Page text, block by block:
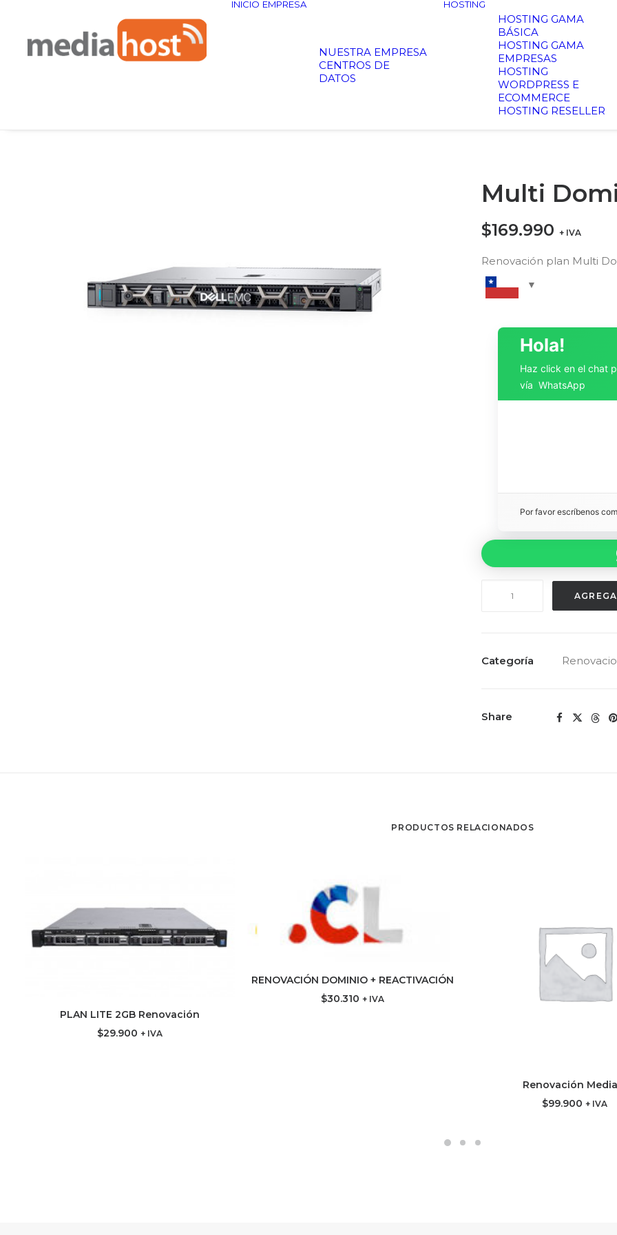
INICIO EMPRESA
NUESTRA EMPRESA
CENTROS DE
DATOS
HOSTING
HOSTING GAMA
BÁSICA
HOSTING GAMA
EMPRESAS
HOSTING
WORDPRESS E
ECOMMERCE
HOSTING RESELLER
Multi
$169.990 + IVA
Renovación plan Multi
Hola!
Haz click en el chat
vía WhatsApp
Por favor escríbenos
Categoría
Share
PRODUCTOS RELACIONADOS
PLAN LITE 2GB Renovación
$29.900 + IVA
RENOVACIÓN DOMINIO + REACTIVACIÓN
$30.310 + IVA
Renovación
$99.900 + IVA